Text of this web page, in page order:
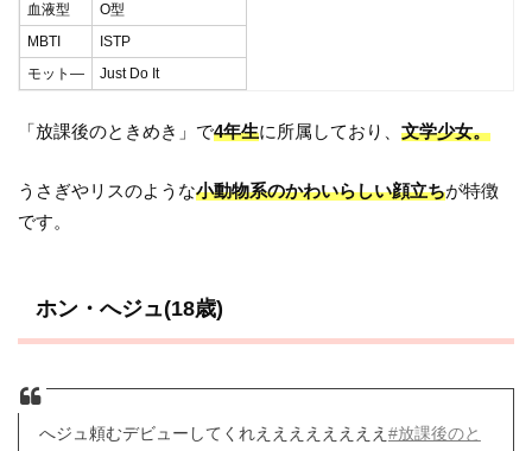
血液型
O型
MBTI
ISTP
モット―
Just Do It
「放課後のときめき」で4年生に所属しており、文学少女。
うさぎやリスのような小動物系のかわいらしい顔立ちが特徴
です。
ホン・へジュ(18歳)
へジュ頼むデビューしてくれええええええええ #放課後のと